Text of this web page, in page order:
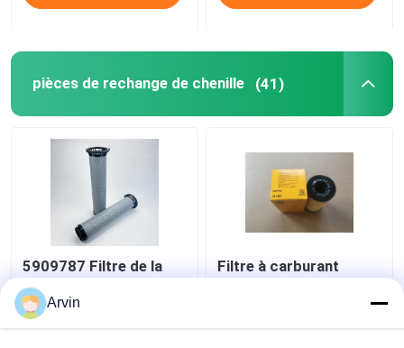
pièces de rechange de chenille (41)
5909787 Filtre de la
chenille séparateur
d'eau de carburant
pièces détachées
Filtre à carburant
performance, 1R1804
Arvin